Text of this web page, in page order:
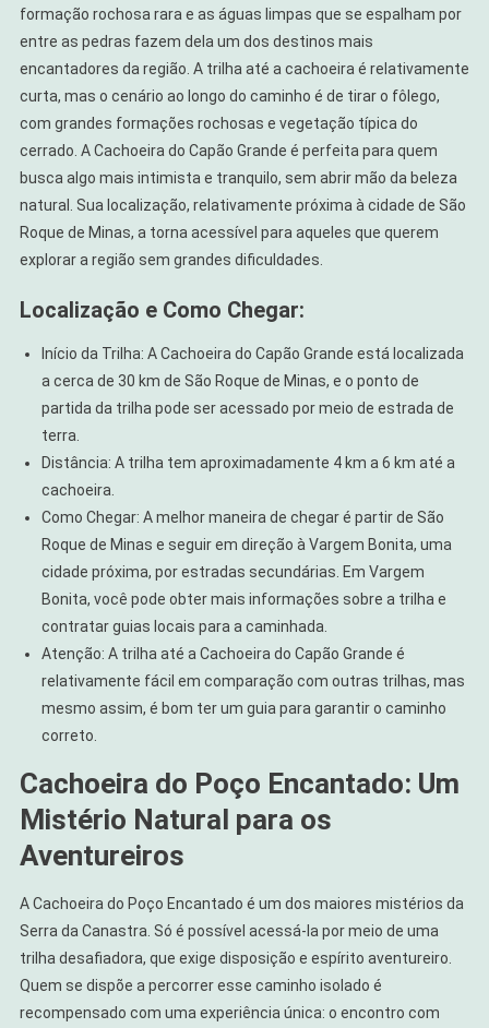
formação rochosa rara e as águas limpas que se espalham por
entre as pedras fazem dela um dos destinos mais
encantadores da região. A trilha até a cachoeira é relativamente
curta, mas o cenário ao longo do caminho é de tirar o fôlego,
com grandes formações rochosas e vegetação típica do
cerrado. A Cachoeira do Capão Grande é perfeita para quem
busca algo mais intimista e tranquilo, sem abrir mão da beleza
natural. Sua localização, relativamente próxima à cidade de São
Roque de Minas, a torna acessível para aqueles que querem
explorar a região sem grandes dificuldades.
Localização e Como Chegar:
Início da Trilha: A Cachoeira do Capão Grande está localizada
a cerca de 30 km de São Roque de Minas, e o ponto de
partida da trilha pode ser acessado por meio de estrada de
terra.
Distância: A trilha tem aproximadamente 4 km a 6 km até a
cachoeira.
Como Chegar: A melhor maneira de chegar é partir de São
Roque de Minas e seguir em direção à Vargem Bonita, uma
cidade próxima, por estradas secundárias. Em Vargem
Bonita, você pode obter mais informações sobre a trilha e
contratar guias locais para a caminhada.
Atenção: A trilha até a Cachoeira do Capão Grande é
relativamente fácil em comparação com outras trilhas, mas
mesmo assim, é bom ter um guia para garantir o caminho
correto.
Cachoeira do Poço Encantado: Um
Mistério Natural para os
Aventureiros
A Cachoeira do Poço Encantado é um dos maiores mistérios da
Serra da Canastra. Só é possível acessá-la por meio de uma
trilha desafiadora, que exige disposição e espírito aventureiro.
Quem se dispõe a percorrer esse caminho isolado é
recompensado com uma experiência única: o encontro com